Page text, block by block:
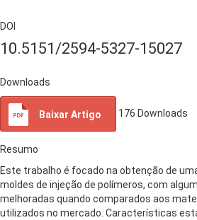
DOI
10.5151/2594-5327-15027
Downloads
Baixar Artigo 176 Downloads
Resumo
Este trabalho é focado na obtenção de
moldes de injeção de polímeros, com
melhoradas quando comparados aos
utilizados no mercado. Características